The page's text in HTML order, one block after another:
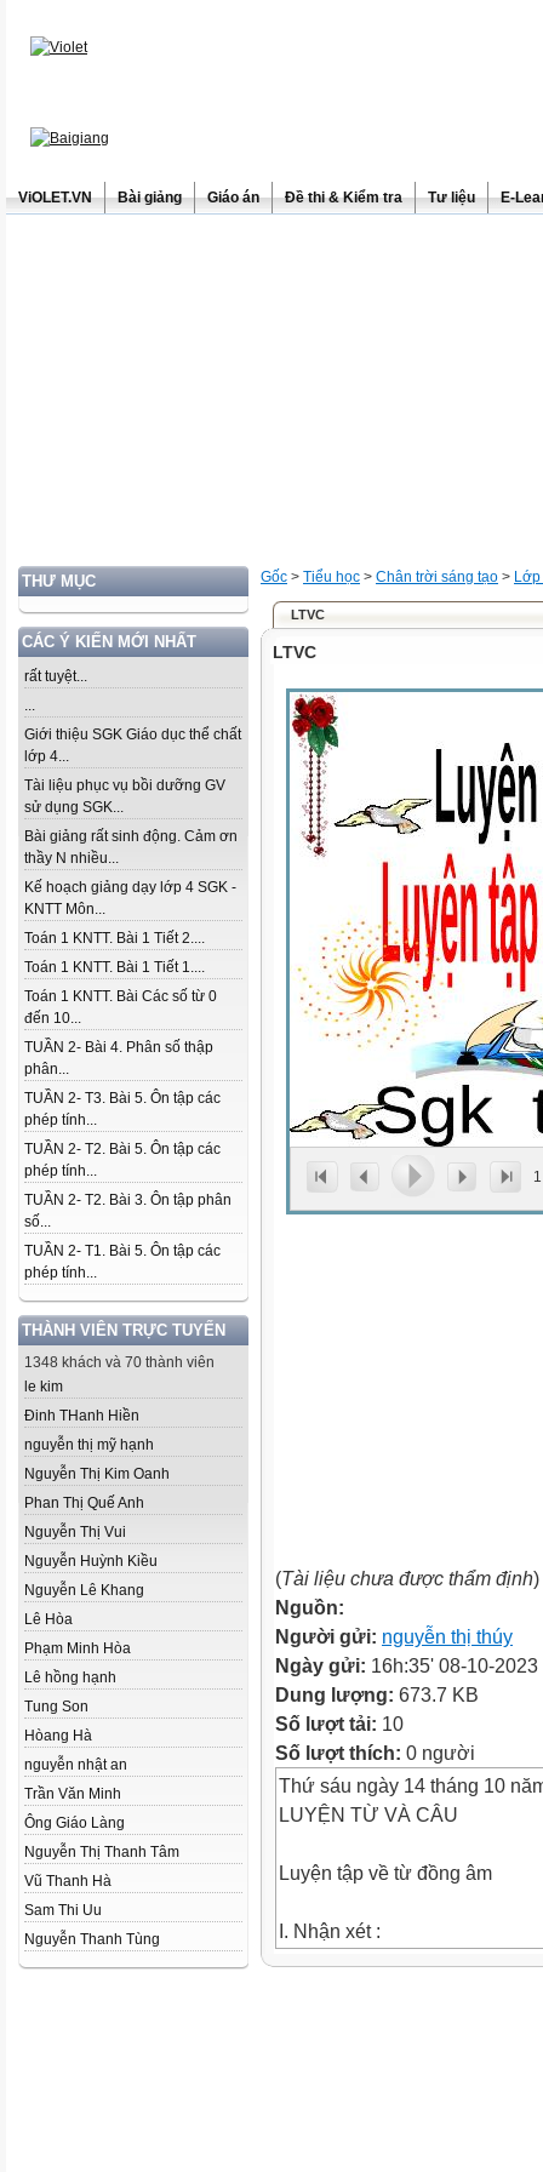
ViOLET.VN Bài giảng Giáo án Đề thi & Kiểm tra Tư liệu E-
THƯ MỤC
CÁC Ý KIẾN MỚI NHẤT
rất tuyệt...
...
Giới thiệu SGK Giáo dục thể chất
lớp 4...
Tài liệu phục vụ bồi dưỡng GV
sử dụng SGK...
Bài giảng rất sinh động. Cảm ơn
thầy N nhiều...
Kế hoạch giảng dạy lớp 4 SGK -
KNTT Môn...
Toán 1 KNTT. Bài 1 Tiết 2....
Toán 1 KNTT. Bài 1 Tiết 1....
Toán 1 KNTT. Bài Các số từ 0
đến 10...
TUẦN 2- Bài 4. Phân số thập
phân...
TUẦN 2- T3. Bài 5. Ôn tập các
phép tính...
TUẦN 2- T2. Bài 5. Ôn tập các
phép tính...
TUẦN 2- T2. Bài 3. Ôn tập phân
số...
TUẦN 2- T1. Bài 5. Ôn tập các
phép tính...
THÀNH VIÊN TRỰC TUYẾN
1348 khách và 70 thành viên
le kim
Đinh THanh Hiền
nguyễn thị mỹ hạnh
Nguyễn Thị Kim Oanh
Phan Thị Quế Anh
Nguyễn Thị Vui
Nguyễn Huỳnh Kiều
Nguyễn Lê Khang
Lê Hòa
Phạm Minh Hòa
Lê hồng hạnh
Tung Son
Hòang Hà
nguyễn nhật an
Trần Văn Minh
Ông Giáo Làng
Nguyễn Thị Thanh Tâm
Vũ Thanh Hà
Sam Thi Uu
Nguyễn Thanh Tùng
Gốc > Tiểu học > Chân trời sáng tạo >
LTVC
LTVC
1
(Tài liệu chưa được thẩm định)
Nguồn:
Người gửi: nguyễn thị thúy
Ngày gửi: 16h:35' 08-10-2023
Dung lượng: 673.7 KB
Số lượt tải: 10
Số lượt thích: 0 người
Thứ sáu ngày 14 tháng 10
LUYỆN TỪ VÀ CÂU
Luyện tập về từ đồng âm
I. Nhận xét :